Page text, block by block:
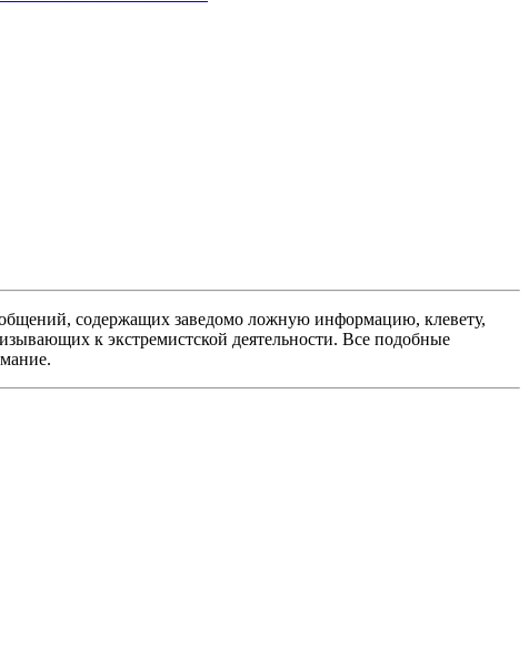
содержащих заведомо ложную информацию, клевету,
к экстремистской деятельности. Все подобные